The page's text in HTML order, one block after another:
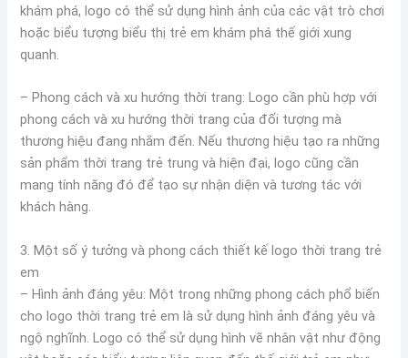
khám phá, logo có thể sử dụng hình ảnh của các vật trò chơi
hoặc biểu tượng biểu thị trẻ em khám phá thế giới xung
quanh.
– Phong cách và xu hướng thời trang: Logo cần phù hợp với
phong cách và xu hướng thời trang của đối tượng mà
thương hiệu đang nhắm đến. Nếu thương hiệu tạo ra những
sản phẩm thời trang trẻ trung và hiện đại, logo cũng cần
mang tính năng đó để tạo sự nhận diện và tương tác với
khách hàng.
3. Một số ý tưởng và phong cách thiết kế logo thời trang trẻ
em
– Hình ảnh đáng yêu: Một trong những phong cách phổ biến
cho logo thời trang trẻ em là sử dụng hình ảnh đáng yêu và
ngộ nghĩnh. Logo có thể sử dụng hình vẽ nhân vật như động